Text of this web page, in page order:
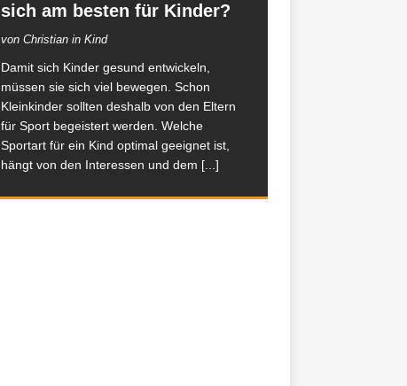
sich am besten für Kinder?
von Christian in Kind
Damit sich Kinder gesund entwickeln,
müssen sie sich viel bewegen. Schon
Kleinkinder sollten deshalb von den Eltern
für Sport begeistert werden. Welche
Sportart für ein Kind optimal geeignet ist,
hängt von den Interessen und dem [...]